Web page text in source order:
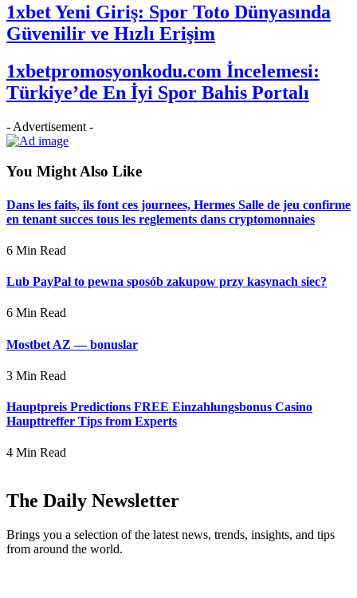
1xbet Yeni Giriş: Spor Toto Dünyasında
Güvenilir ve Hızlı Erişim
1xbetpromosyonkodu.com İncelemesi:
Türkiye’de En İyi Spor Bahis Portalı
- Advertisement -
You Might Also Like
Dans les faits, ils font ces journees, Hermes Salle de jeu confirme
en tenant succes tous les reglements dans cryptomonnaies
6 Min Read
Lub PayPal to pewna sposób zakupow przy kasynach siec?
6 Min Read
Mostbet AZ — bonuslar
3 Min Read
Hauptpreis Predictions FREE Einzahlungsbonus Casino
Haupttreffer Tips from Experts
4 Min Read
The Daily Newsletter
Brings you a selection of the latest news, trends, insights, and tips
from around the world.